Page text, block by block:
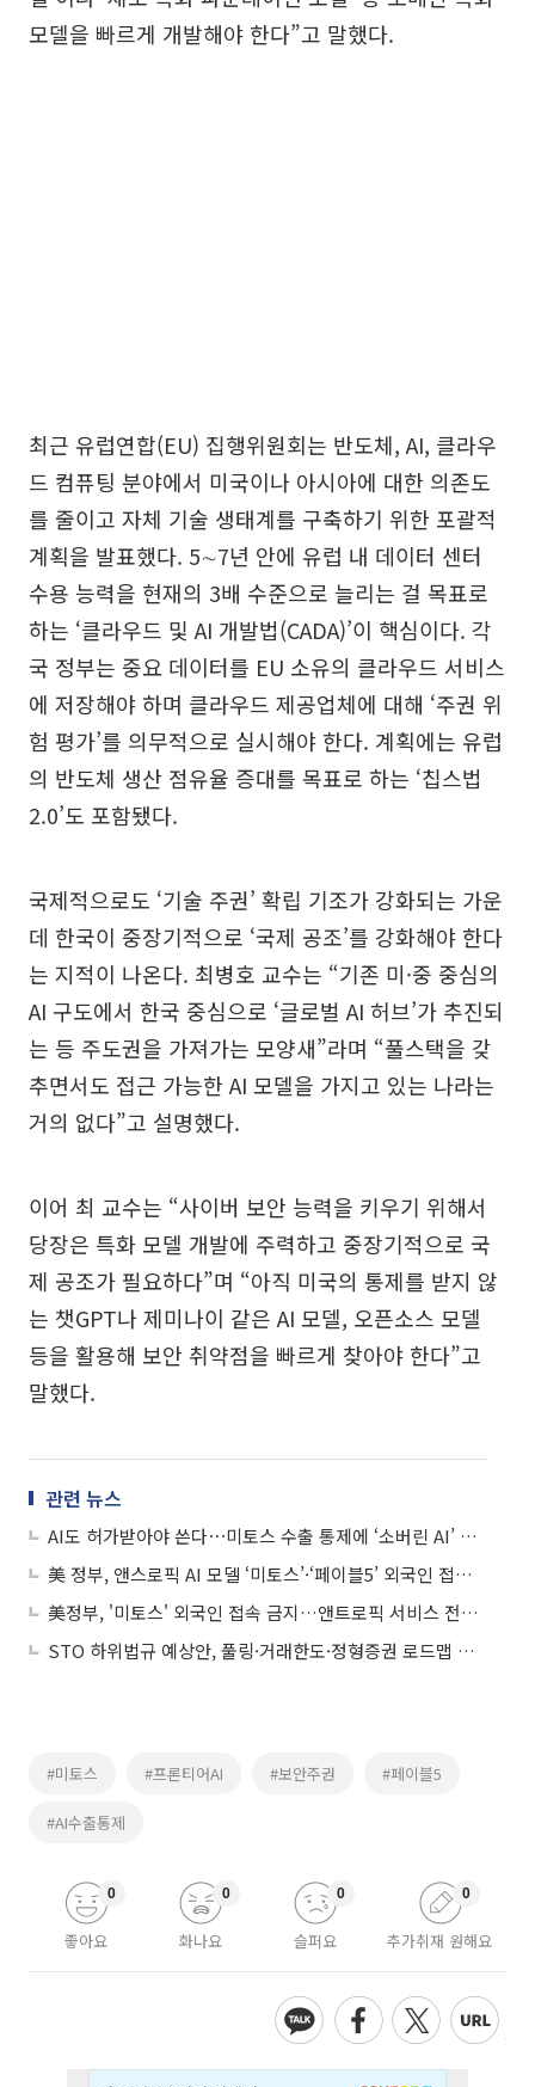
모델을 빠르게 개발해야 한다”고 말했다.
최근 유럽연합(EU) 집행위원회는 반도체, AI, 클라우
드 컴퓨팅 분야에서 미국이나 아시아에 대한 의존도
를 줄이고 자체 기술 생태계를 구축하기 위한 포괄적
계획을 발표했다. 5∼7년 안에 유럽 내 데이터 센터
수용 능력을 현재의 3배 수준으로 늘리는 걸 목표로
하는 ‘클라우드 및 AI 개발법(CADA)’이 핵심이다. 각
국 정부는 중요 데이터를 EU 소유의 클라우드 서비스
에 저장해야 하며 클라우드 제공업체에 대해 ‘주권 위
험 평가’를 의무적으로 실시해야 한다. 계획에는 유럽
의 반도체 생산 점유율 증대를 목표로 하는 ‘칩스법
2.0’도 포함됐다.
국제적으로도 ‘기술 주권’ 확립 기조가 강화되는 가운
데 한국이 중장기적으로 ‘국제 공조’를 강화해야 한다
는 지적이 나온다. 최병호 교수는 “기존 미·중 중심의
AI 구도에서 한국 중심으로 ‘글로벌 AI 허브’가 추진되
는 등 주도권을 가져가는 모양새”라며 “풀스택을 갖
추면서도 접근 가능한 AI 모델을 가지고 있는 나라는
거의 없다”고 설명했다.
이어 최 교수는 “사이버 보안 능력을 키우기 위해서
당장은 특화 모델 개발에 주력하고 중장기적으로 국
제 공조가 필요하다”며 “아직 미국의 통제를 받지 않
는 챗GPT나 제미나이 같은 AI 모델, 오픈소스 모델
등을 활용해 보안 취약점을 빠르게 찾아야 한다”고
말했다.
관련 뉴스
AI도 허가받아야 쓴다⋯미토스 수출 통제에 ‘소버린 AI’ 부각
美 정부, 앤스로픽 AI 모델 ‘미토스’·‘페이블5’ 외국인 접속 차단 지시
美정부, '미토스' 외국인 접속 금지…앤트로픽 서비스 전면 중단
STO 하위법규 예상안, 풀링·거래한도·정형증권 로드맵 제시
#미토스 #프론티어AI #보안주권 #페이블5
#AI수출통제
좋아요
0
화나요
0
슬퍼요
0
추가취재 원해요
0